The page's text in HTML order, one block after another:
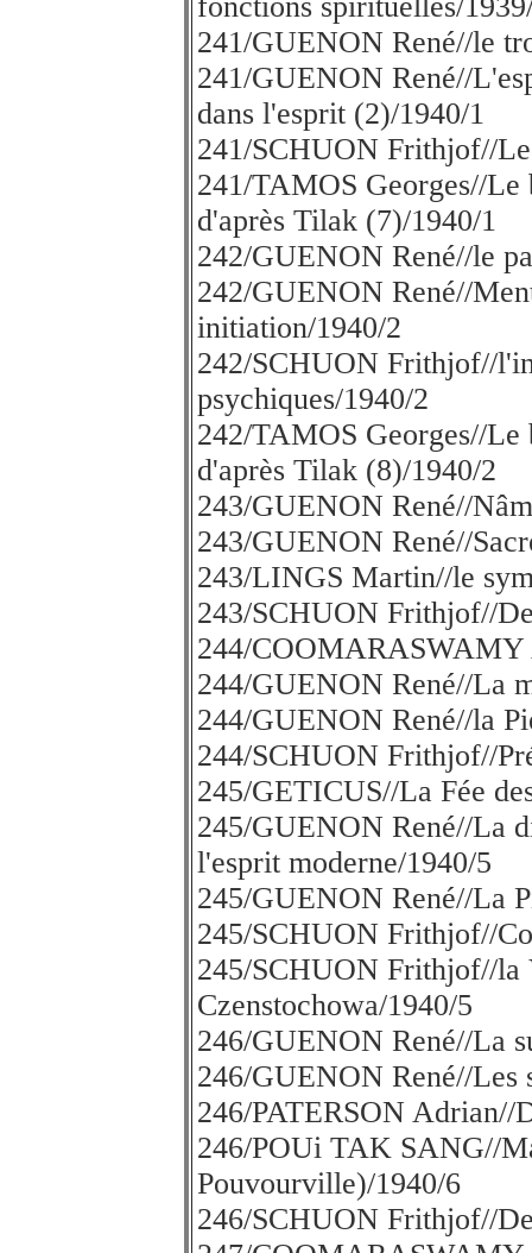
241/GUENON René//le
241/GUENON René//
dans l'esprit (2)/1940/1
241/SCHUON Frithjof//
241/TAMOS Georges//
d'après Tilak (7)/1940/1
242/GUENON René//le
242/GUENON René//
initiation/1940/2
242/SCHUON Frithjof//
psychiques/1940/2
242/TAMOS Georges//
d'après Tilak (8)/1940/2
243/GUENON René//
243/GUENON René//
243/LINGS Martin//le
243/SCHUON Frithjof//
244/
244/GUENON René//La
244/GUENON René//la
244/SCHUON Frithjof//
245/GETICUS//La Fée
245/GUENON René//La
l'esprit moderne/1940/5
245/GUENON René//La
245/SCHUON Frithjof//
245/SCHUON Frithjof//la
Czenstochowa/1940/5
246/GUENON René//La
246/GUENON René//Les
246/PATERSON Adrian//
246/POUi TAK SANG//
Pouvourville)/1940/6
246/SCHUON Frithjof//